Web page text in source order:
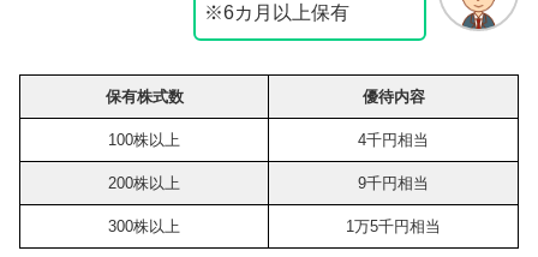
※6カ月以上保有
保有株式数 優待内容
100株以上 4千円相当
200株以上 9千円相当
300株以上 1万5千円相当